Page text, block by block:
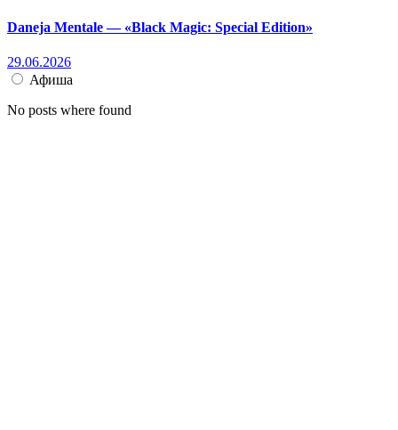
Daneja Mentale — «Black Magic: Special Edition»
29.06.2026
Афиша
No posts where found